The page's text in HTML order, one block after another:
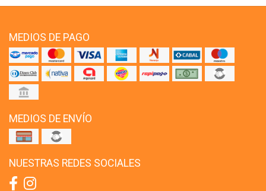
MEDIOS DE PAGO
MEDIOS DE ENVÍO
NUESTRAS REDES SOCIALES